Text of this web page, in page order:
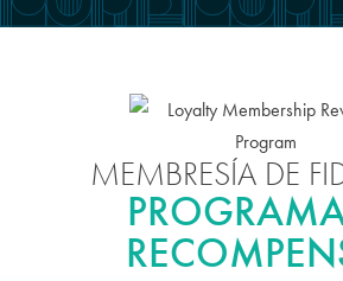
MEMBRESÍA DE